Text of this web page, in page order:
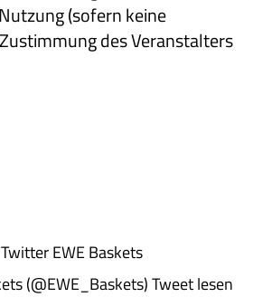
(sofern keine
des Veranstalters
TwitterEWE Baskets
(@EWE_Baskets)Tweet lesen